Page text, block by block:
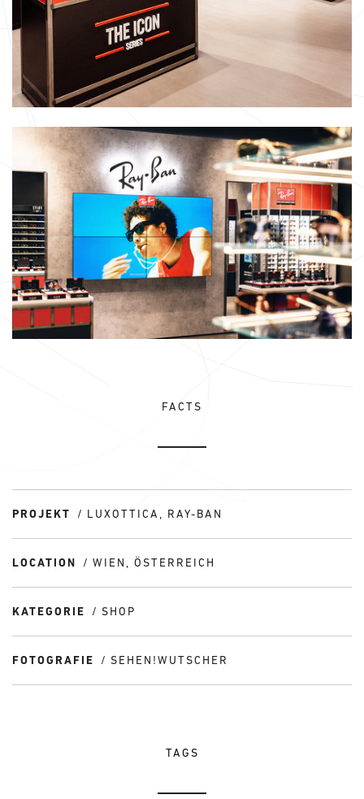
FACTS
PROJEKT LUXOTTICA, RAY-BAN
LOCATION WIEN, ÖSTERREICH
KATEGORIE SHOP
FOTOGRAFIE SEHEN!WUTSCHER
TAGS